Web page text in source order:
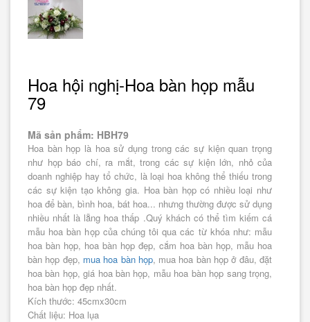
Hoa hội nghị-Hoa bàn họp mẫu
79
Mã sản phẩm: HBH79
Hoa bàn họp là hoa sử dụng trong các sự kiện quan trọng
như họp báo chí, ra mắt, trong các sự kiện lớn, nhỏ của
doanh nghiệp hay tổ chức, là loại hoa không thể thiếu trong
các sự kiện tạo không gia. Hoa bàn họp có nhiều loại như
hoa để bàn, bình hoa, bát hoa... nhưng thường được sử dụng
nhiều nhất là lẵng hoa thấp .Quý khách có thể tìm kiếm cá
mẫu hoa bàn họp của chúng tôi qua các từ khóa như: mẫu
hoa bàn họp, hoa bàn họp đẹp, cắm hoa bàn họp, mẫu hoa
bàn họp đẹp, mua hoa bàn họp, mua hoa bàn họp ở đâu, đặt
hoa bàn họp, giá hoa bàn họp, mẫu hoa bàn họp sang trọng,
hoa bàn họp đẹp nhất.
Kích thước: 45cmx30cm
Chất liệu: Hoa lụa